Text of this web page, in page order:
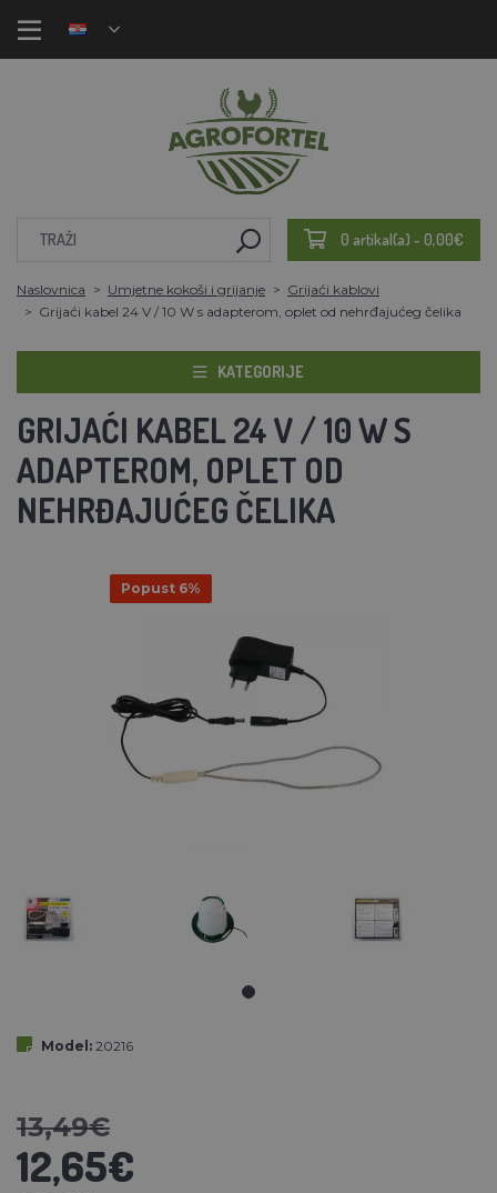
0 artikal(a) - 0,00€
Naslovnica Umjetne kokoši i grijanje
Grijaći kablovi
Grijaći kabel 24 V / 10 W s adapterom, oplet od nehrđajućeg čelika
KATEGORIJE
GRIJAĆI KABEL 24 V / 10 W S
ADAPTEROM, OPLET OD
NEHRĐAJUĆEG ČELIKA
Popust 6%
Model: 20216
13,49€
12,65€